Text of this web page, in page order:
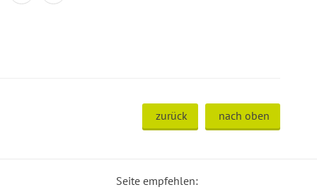
zurück nach oben
Seite empfehlen: